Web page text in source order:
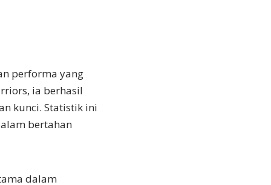
performa yang
ia berhasil
kunci. Statistik ini
bertahan
dalam